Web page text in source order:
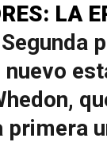
LA
nuevo
primera